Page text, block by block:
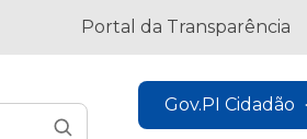
Portal da Transparência
Gov.PI Cidadão